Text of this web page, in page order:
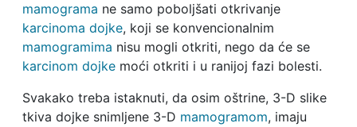
mamograma ne samo poboljšati otkrivanje
karcinoma dojke, koji se konvencionalnim
mamogramima nisu mogli otkriti, nego da će se
karcinom dojkemoći otkriti i u ranijoj fazi bolesti.
Svakako treba istaknuti, da osim oštrine, 3-D slike
tkiva dojke snimljene 3-D mamogramom, imaju